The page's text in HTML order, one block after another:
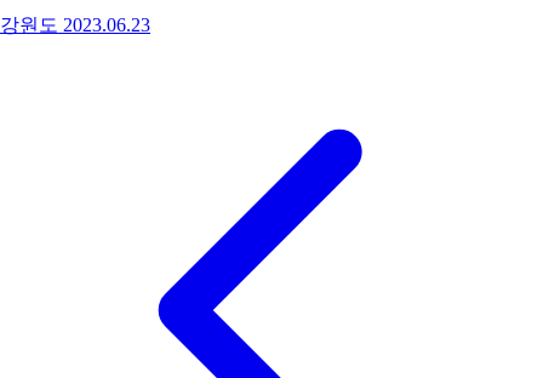
강원도 2023.06.23